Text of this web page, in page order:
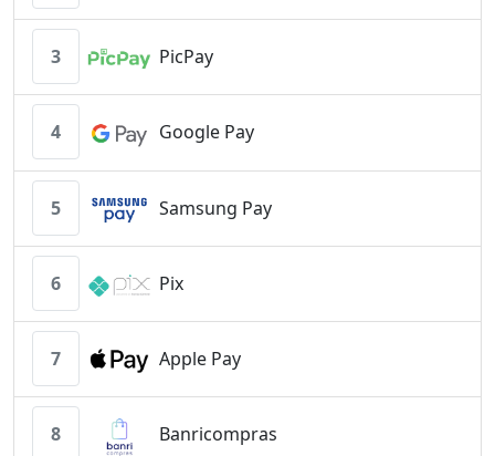
3 PicPay
4 Google Pay
5 Samsung Pay
6 Pix
7 Apple Pay
8 Banricompras